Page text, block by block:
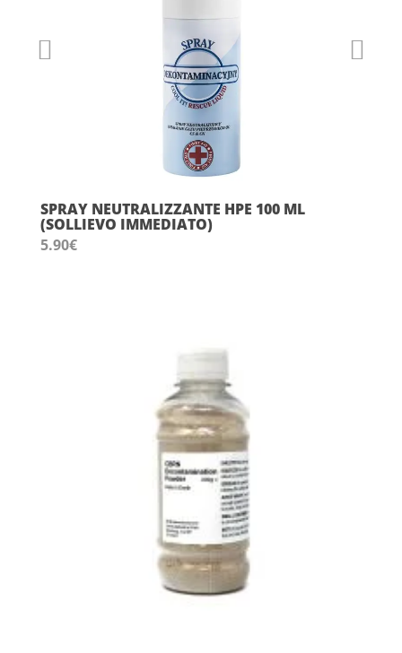
SPRAY NEUTRALIZZANTE HPE 100 ML
(SOLLIEVO IMMEDIATO)
5.90€